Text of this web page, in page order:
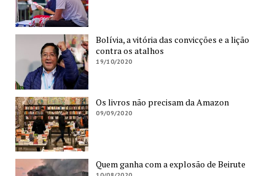
Bolívia, a vitória das convicções e a lição
contra os atalhos
19/10/2020
Os livros não precisam da Amazon
09/09/2020
Quem ganha com a explosão de Beirute